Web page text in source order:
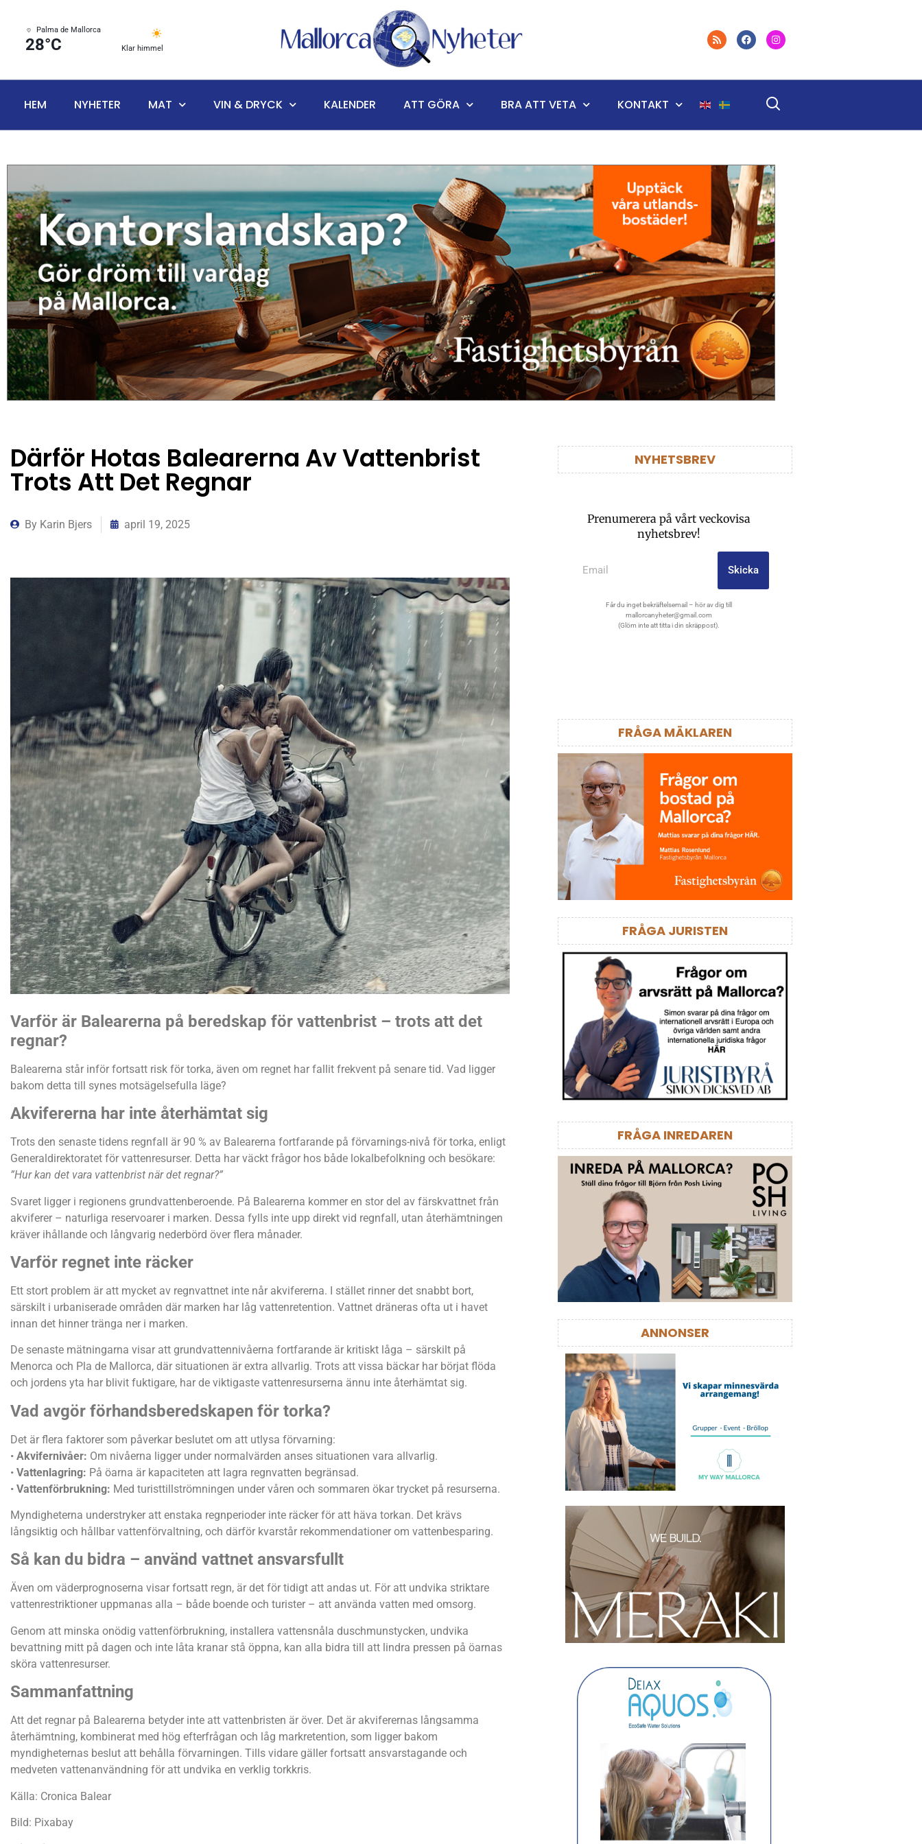
Palma de Mallorca
28°C Klar himmel
HEM NYHETER MAT VIN & DRYCK KALENDER ATT GÖRA BRA ATT VETA KONTAKT
Därför Hotas Balearerna Av Vattenbrist
Trots Att Det Regnar
By Karin Bjers april 19, 2025
Varför är Balearerna på beredskap för vattenbrist – trots att det
regnar?
Balearerna står inför fortsatt risk för torka, även om regnet har fallit frekvent på senare tid. Vad ligger
bakom detta till synes motsägelsefulla läge?
Akvifererna har inte återhämtat sig
Trots den senaste tidens regnfall är 90 % av Balearerna fortfarande på förvarnings-nivå för torka, enligt
Generaldirektoratet för vattenresurser. Detta har väckt frågor hos både lokalbefolkning och besökare:
”Hur kan det vara vattenbrist när det regnar?”
Svaret ligger i regionens grundvattenberoende. På Balearerna kommer en stor del av färskvattnet från
akviferer – naturliga reservoarer i marken. Dessa fylls inte upp direkt vid regnfall, utan återhämtningen
kräver ihållande och långvarig nederbörd över flera månader.
Varför regnet inte räcker
Ett stort problem är att mycket av regnvattnet inte når akvifererna. I stället rinner det snabbt bort,
särskilt i urbaniserade områden där marken har låg vattenretention. Vattnet dräneras ofta ut i havet
innan det hinner tränga ner i marken.
De senaste mätningarna visar att grundvattennivåerna fortfarande är kritiskt låga – särskilt på
Menorca och Pla de Mallorca, där situationen är extra allvarlig. Trots att vissa bäckar har börjat flöda
och jordens yta har blivit fuktigare, har de viktigaste vattenresurserna ännu inte återhämtat sig.
Vad avgör förhandsberedskapen för torka?
Det är flera faktorer som påverkar beslutet om att utlysa förvarning:
• Akvifernivåer: Om nivåerna ligger under normalvärden anses situationen vara allvarlig.
• Vattenlagring: På öarna är kapaciteten att lagra regnvatten begränsad.
• Vattenförbrukning: Med turisttillströmningen under våren och sommaren ökar trycket på resurserna.
Myndigheterna understryker att enstaka regnperioder inte räcker för att häva torkan. Det krävs
långsiktig och hållbar vattenförvaltning, och därför kvarstår rekommendationer om vattenbesparing.
Så kan du bidra – använd vattnet ansvarsfullt
Även om väderprognoserna visar fortsatt regn, är det för tidigt att andas ut. För att undvika striktare
vattenrestriktioner uppmanas alla – både boende och turister – att använda vatten med omsorg.
Genom att minska onödig vattenförbrukning, installera vattensnåla duschmunstycken, undvika
bevattning mitt på dagen och inte låta kranar stå öppna, kan alla bidra till att lindra pressen på öarnas
sköra vattenresurser.
Sammanfattning
Att det regnar på Balearerna betyder inte att vattenbristen är över. Det är akviferernas långsamma
återhämtning, kombinerat med hög efterfrågan och låg markretention, som ligger bakom
myndigheternas beslut att behålla förvarningen. Tills vidare gäller fortsatt ansvarstagande och
medveten vattenanvändning för att undvika en verklig torkkris.
Källa: Cronica Balear
Bild: Pixabay
NYHETSBREV
Prenumerera på vårt veckovisa
nyhetsbrev!
Skicka
Får du inget bekräftelsemail – hör av dig till
mallorcanyheter@gmail.com
(Glöm inte att titta i din skräppost).
FRÅGA MÄKLAREN
FRÅGA JURISTEN
FRÅGA INREDAREN
ANNONSER